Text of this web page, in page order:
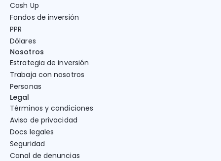
Cash Up
Fondos de inversión
PPR
Dólares
Nosotros
Estrategia de inversión
Trabaja con nosotros
Personas
Legal
Términos y condiciones
Aviso de privacidad
Docs legales
Seguridad
Canal de denuncias